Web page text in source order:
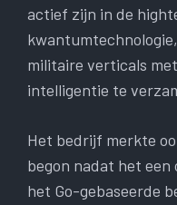
actief zijn in de
militaire verticals
intelligentie te
Het bedrijf merkte
begon nadat het een
het Go-gebaseerde